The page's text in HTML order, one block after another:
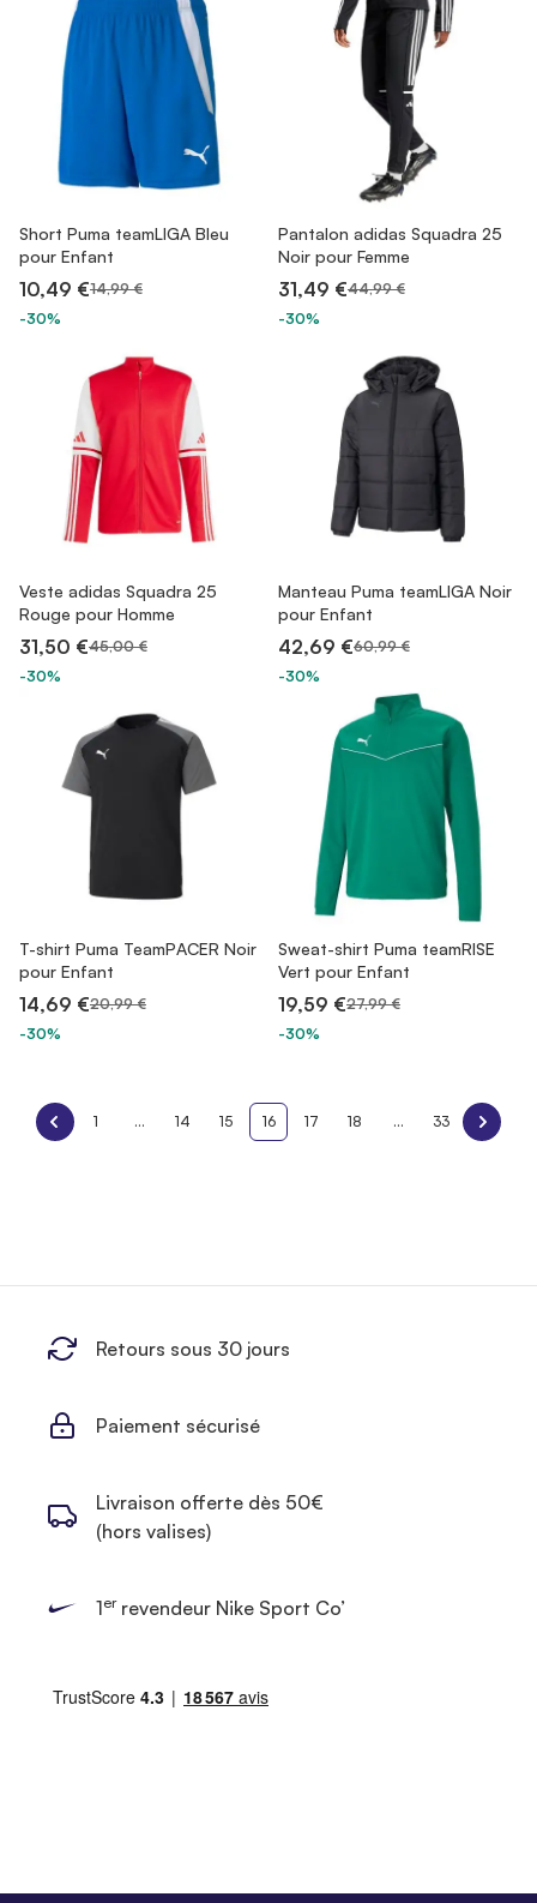
Short Puma teamLIGA Bleu
pour Enfant
10,49 €14,99 €
-30%
Pantalon adidas Squadra 25
Noir pour Femme
31,49 €44,99 €
-30%
Veste adidas Squadra 25
Rouge pour Homme
31,50 €45,00 €
-30%
Manteau Puma teamLIGA Noir
pour Enfant
42,69 €60,99 €
-30%
T-shirt Puma TeamPACER Noir
pour Enfant
14,69 €20,99 €
-30%
Sweat-shirt Puma teamRISE
Vert pour Enfant
19,59 €27,99 €
-30%
1 ... 14 15 16 17 18 ... 33
Retours sous 30 jours
Paiement sécurisé
Livraison offerte dès 50€
(hors valises)
1errevendeur Nike Sport Co’